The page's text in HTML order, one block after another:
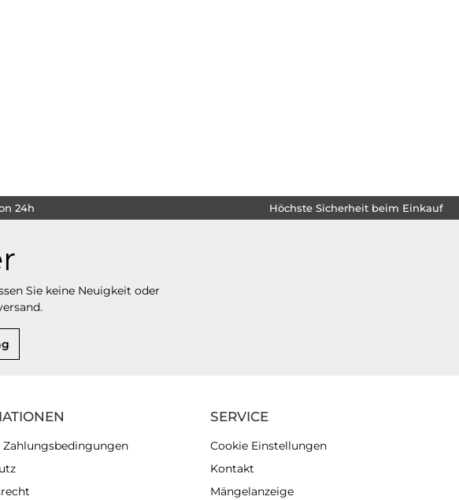
24h Höchste Sicherheit beim Einkauf
Sie keine Neuigkeit oder
Zahlungsbedingungen
SERVICE
Cookie Einstellungen
Kontakt
Mängelanzeige